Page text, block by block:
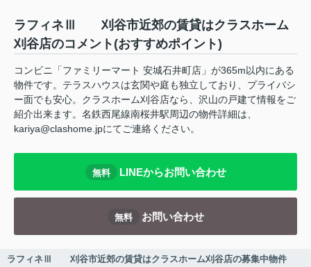
ラフィネⅢ 刈谷市近郊の賃貸はクラスホーム
刈谷店のコメント(おすすめポイント)
コンビニ「ファミリーマート 安城石井町店」が365m以内にある
物件です。テラスハウスは玄関や庭も独立しており、プライバシ
ー面でも安心。クラスホーム刈谷店なら、沢山の戸建て情報をご
紹介出来ます。名鉄西尾線南桜井駅周辺の物件詳細は、
kariya@clashome.jpにてご連絡ください。
無料 LINEからお問い合わせ
無料 お問い合わせ
ラフィネⅢ 刈谷市近郊の賃貸はクラスホーム刈谷店の募集中物件